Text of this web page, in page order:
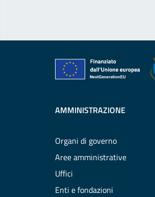
AMMINISTRAZIONE
Organi di governo
Aree amministrative
Uffici
Enti e fondazioni